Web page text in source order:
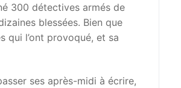
300 détectives armés de
blessées. Bien que
qui l’ont provoqué, et sa
ses après-midi à écrire,